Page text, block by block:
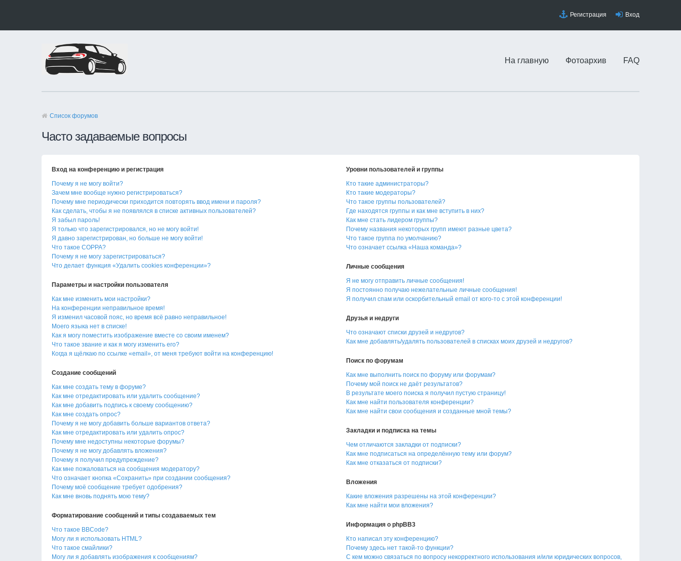
Регистрация Вход
На главную Фотоархив FAQ
Список форумов
Часто задаваемые вопросы
Вход на конференцию и регистрация
Почему я не могу войти?
Зачем мне вообще нужно регистрироваться?
Почему мне периодически приходится повторять ввод имени и пароля?
Как сделать, чтобы я не появлялся в списке активных пользователей?
Я забыл пароль!
Я только что зарегистрировался, но не могу войти!
Я давно зарегистрирован, но больше не могу войти!
Что такое COPPA?
Почему я не могу зарегистрироваться?
Что делает функция «Удалить cookies конференции»?
Параметры и настройки пользователя
Как мне изменить мои настройки?
На конференции неправильное время!
Я изменил часовой пояс, но время всё равно неправильное!
Моего языка нет в списке!
Как я могу поместить изображение вместе со своим именем?
Что такое звание и как я могу изменить его?
Когда я щёлкаю по ссылке «email», от меня требуют войти на конференцию!
Создание сообщений
Как мне создать тему в форуме?
Как мне отредактировать или удалить сообщение?
Как мне добавить подпись к своему сообщению?
Как мне создать опрос?
Почему я не могу добавить больше вариантов ответа?
Как мне отредактировать или удалить опрос?
Почему мне недоступны некоторые форумы?
Почему я не могу добавлять вложения?
Почему я получил предупреждение?
Как мне пожаловаться на сообщения модератору?
Что означает кнопка «Сохранить» при создании сообщения?
Почему моё сообщение требует одобрения?
Как мне вновь поднять мою тему?
Форматирование сообщений и типы создаваемых тем
Что такое BBCode?
Могу ли я использовать HTML?
Что такое смайлики?
Могу ли я добавлять изображения к сообщениям?
Уровни пользователей и группы
Кто такие администраторы?
Кто такие модераторы?
Что такое группы пользователей?
Где находятся группы и как мне вступить в них?
Как мне стать лидером группы?
Почему названия некоторых групп имеют разные цвета?
Что такое группа по умолчанию?
Что означает ссылка «Наша команда»?
Личные сообщения
Я не могу отправить личные сообщения!
Я постоянно получаю нежелательные личные сообщения!
Я получил спам или оскорбительный email от кого-то с этой конференции!
Друзья и недруги
Что означают списки друзей и недругов?
Как мне добавлять/удалять пользователей в списках моих друзей и недругов?
Поиск по форумам
Как мне выполнить поиск по форуму или форумам?
Почему мой поиск не даёт результатов?
В результате моего поиска я получил пустую страницу!
Как мне найти пользователя конференции?
Как мне найти свои сообщения и созданные мной темы?
Закладки и подписка на темы
Чем отличаются закладки от подписки?
Как мне подписаться на определённую тему или форум?
Как мне отказаться от подписки?
Вложения
Какие вложения разрешены на этой конференции?
Как мне найти мои вложения?
Информация о phpBB3
Кто написал эту конференцию?
Почему здесь нет такой-то функции?
С кем можно связаться по вопросу некорректного использования и/или юридических вопросов,